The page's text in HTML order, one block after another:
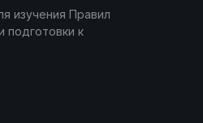
изучения Правил
подготовки к